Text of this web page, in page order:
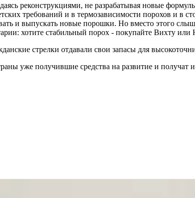
реконструкциями, не разрабатывая новые
требований и в термозависимости порохов и в
и выпускать новые порошки. Но вместо этого
хотите стабильный порох - покупайте Вихту
стрелки отдавали свои запасы для
уже получившие средства на развитие и получат